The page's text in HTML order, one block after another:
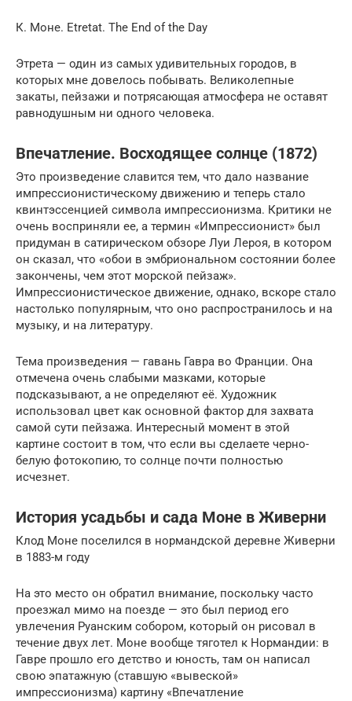
К. Моне. Etretat. The End of the Day
Этрета — один из самых удивительных городов, в
которых мне довелось побывать. Великолепные
закаты, пейзажи и потрясающая атмосфера не оставят
равнодушным ни одного человека.
Впечатление. Восходящее солнце (1872)
Это произведение славится тем, что дало название
импрессионистическому движению и теперь стало
квинтэссенцией символа импрессионизма. Критики не
очень восприняли ее, а термин «Импрессионист» был
придуман в сатирическом обзоре Луи Лероя, в котором
он сказал, что «обои в эмбриональном состоянии более
закончены, чем этот морской пейзаж».
Импрессионистическое движение, однако, вскоре стало
настолько популярным, что оно распространилось и на
музыку, и на литературу.
Тема произведения — гавань Гавра во Франции. Она
отмечена очень слабыми мазками, которые
подсказывают, а не определяют её. Художник
использовал цвет как основной фактор для захвата
самой сути пейзажа. Интересный момент в этой
картине состоит в том, что если вы сделаете черно-
белую фотокопию, то солнце почти полностью
исчезнет.
История усадьбы и сада Моне в Живерни
Клод Моне поселился в нормандской деревне Живерни
в 1883-м году
На это место он обратил внимание, поскольку часто
проезжал мимо на поезде — это был период его
увлечения Руанским собором, который он рисовал в
течение двух лет. Моне вообще тяготел к Нормандии: в
Гавре прошло его детство и юность, там он написал
свою эпатажную (ставшую «вывеской»
импрессионизма) картину «Впечатление